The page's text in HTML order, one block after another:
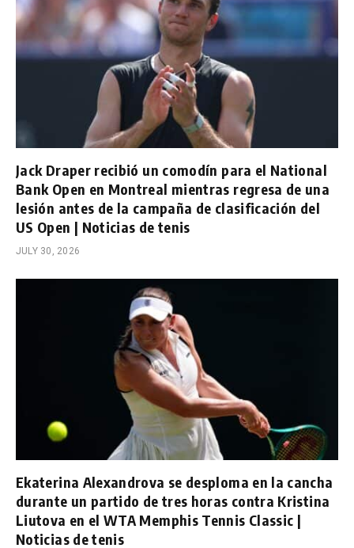
Jack Draper recibió un comodín para el National
Bank Open en Montreal mientras regresa de una
lesión antes de la campaña de clasificación del
US Open | Noticias de tenis
JULY 30, 2026
Ekaterina Alexandrova se desploma en la cancha
durante un partido de tres horas contra Kristina
Liutova en el WTA Memphis Tennis Classic |
Noticias de tenis